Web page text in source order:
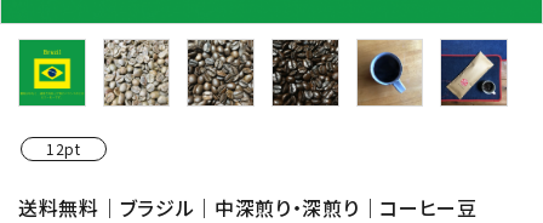
12pt
送料無料｜ブラジル｜中深煎り・深煎り｜コーヒー豆